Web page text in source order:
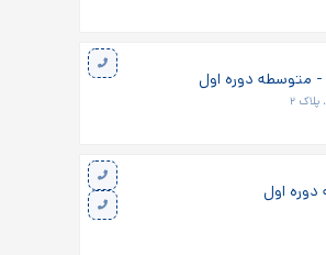
متوسطه دوره اول
پلاک ۲
دوره اول